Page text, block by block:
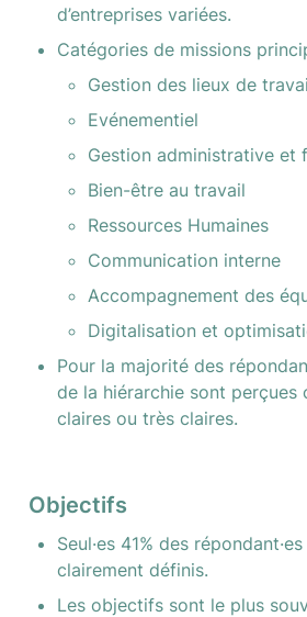
d’entreprises variées.
Catégories de missions
Gestion des lieux de
Evénementiel
Gestion administrative et
Bien-être au travail
Ressources Humaines
Communication interne
Accompagnement des
Digitalisation et
Pour la majorité des
de la hiérarchie sont perçues
claires ou très claires.
Objectifs
Seul·es 41% des
clairement définis.
Les objectifs sont le plus